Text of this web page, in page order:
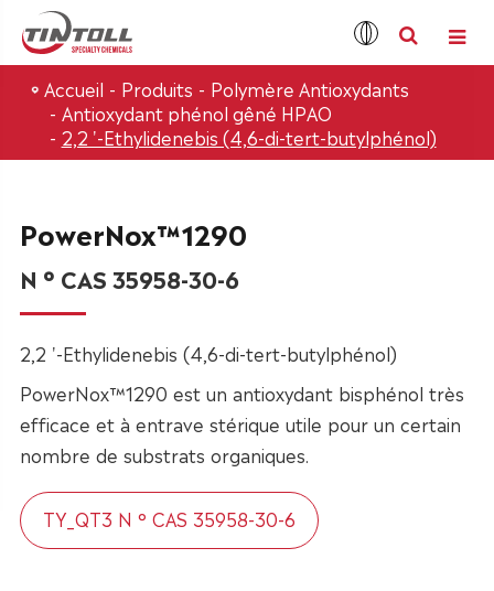
Accueil Produits
Polymère Antioxydants
Antioxydant phénol gêné HPAO
2,2 '-Ethylidenebis (4,6-di-tert-butylphénol)
PowerNox™1290
N ° CAS 35958-30-6
2,2 '-Ethylidenebis (4,6-di-tert-butylphénol)
PowerNox™1290 est un antioxydant bisphénol très
efficace et à entrave stérique utile pour un certain
nombre de substrats organiques.
TY_QT3 N ° CAS 35958-30-6